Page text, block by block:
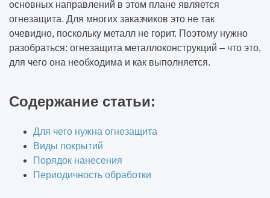
основных направлений в этом плане является
огнезащита. Для многих заказчиков это не так
очевидно, поскольку металл не горит. Поэтому нужно
разобраться: огнезащита металлоконструкций – что это,
для чего она необходима и как выполняется.
Содержание статьи:
Для чего нужна огнезащита
Виды покрытий
Порядок нанесения
Периодичность обработки